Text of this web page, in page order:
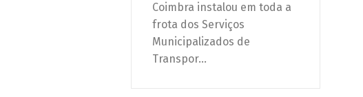
Coimbra instalou em toda a
frota dos Serviços
Municipalizados de
Transpor...